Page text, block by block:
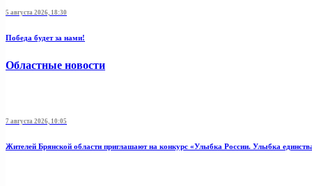
5 августа 2026, 18:30
Победа будет за нами!
Областные новости
7 августа 2026, 10:05
Жителей Брянской области приглашают на конкурс «Улыбка России. Улыбка